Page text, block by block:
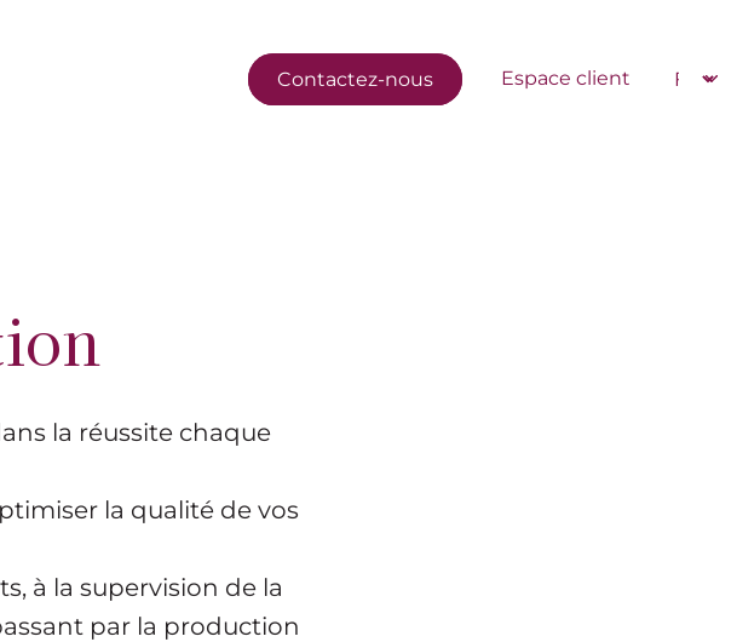
Navigation secondaire
Contactez-nous Espace client
la réussite chaque
la qualité de vos
à la supervision de la
par la production